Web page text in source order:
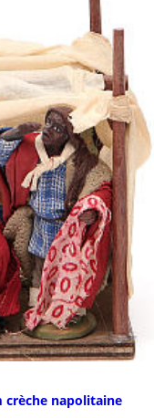
crèche napolitaine